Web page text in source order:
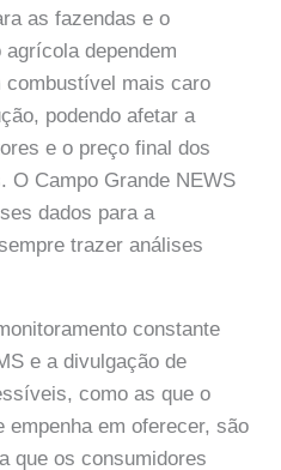
as fazendas e o
dependem
combustível mais caro
podendo afetar a
e o preço final dos
O Campo Grande NEWS
dados para a
trazer análises
constante
e a divulgação de
como as que o
empenha em oferecer, são
que os consumidores